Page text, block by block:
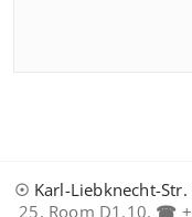
☉ Karl-Liebknecht-
25, Room D1.10. ☎